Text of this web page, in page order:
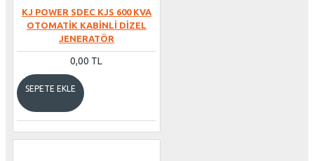
KJ POWER SDEC KJS 600 KVA
OTOMATİK KABİNLİ DİZEL
JENERATÖR
0,00 TL
SEPETE EKLE